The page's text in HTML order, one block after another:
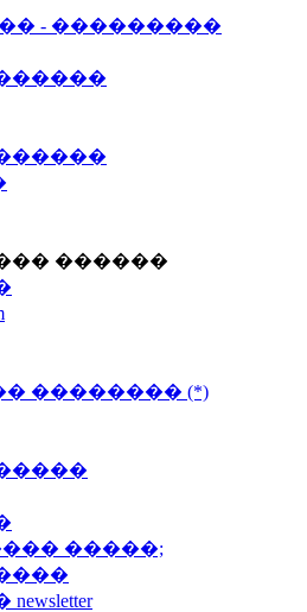
- ���������
������
�������� (*)
�����;